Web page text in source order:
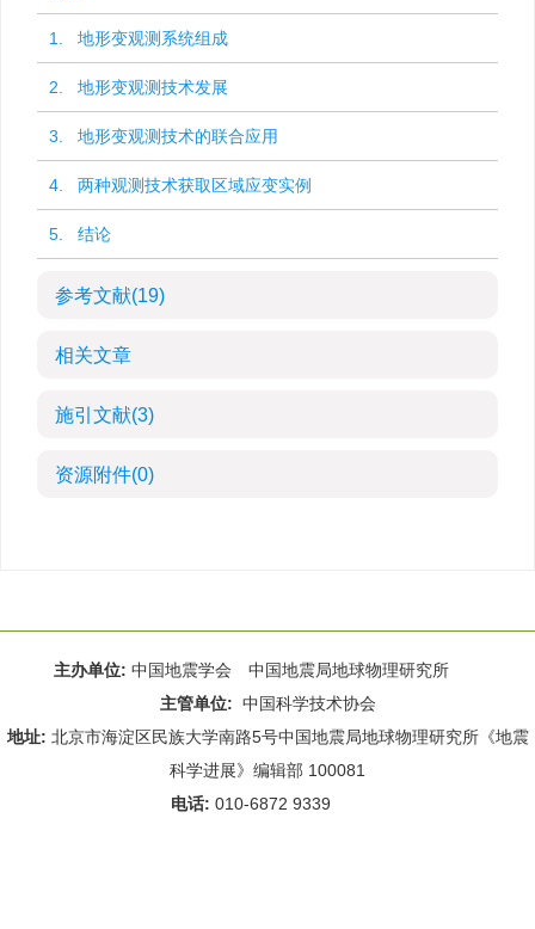
1. 地形变观测系统组成
2. 地形变观测技术发展
3. 地形变观测技术的联合应用
4. 两种观测技术获取区域应变实例
5. 结论
参考文献(19)
相关文章
施引文献(3)
资源附件(0)
主办单位: 中国地震学会 中国地震局地球物理研究所
主管单位: 中国科学技术协会
地址: 北京市海淀区民族大学南路5号中国地震局地球物理研究所《地震
科学进展》编辑部 100081
电话: 010-6872 9339